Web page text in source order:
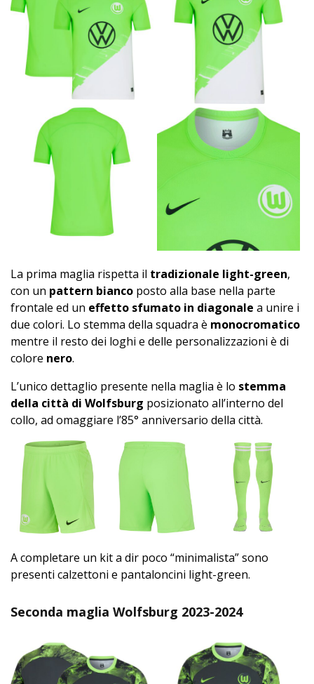
La prima maglia rispetta il tradizionale light-green,
con un pattern bianco posto alla base nella parte
frontale ed un effetto sfumato in diagonale a unire i
due colori. Lo stemma della squadra è monocromatico
mentre il resto dei loghi e delle personalizzazioni è di
colore nero.
L’unico dettaglio presente nella maglia è lo stemma
della città di Wolfsburg posizionato all’interno del
collo, ad omaggiare l’85° anniversario della città.
A completare un kit a dir poco “minimalista” sono
presenti calzettoni e pantaloncini light-green.
Seconda maglia Wolfsburg 2023-2024